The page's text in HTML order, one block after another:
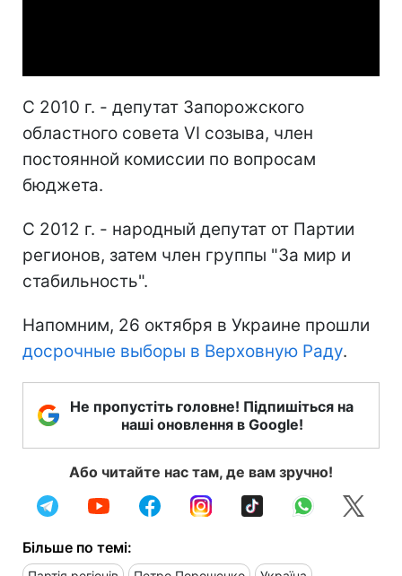
С 2010 г. - депутат Запорожского
областного совета VI созыва, член
постоянной комиссии по вопросам
бюджета.
С 2012 г. - народный депутат от Партии
регионов, затем член группы "За мир и
стабильность".
Напомним, 26 октября в Украине прошли
досрочные выборы в Верховную Раду.
Не пропустіть головне! Підпишіться на
наші оновлення в Google!
Або читайте нас там, де вам зручно!
Більше по темі: